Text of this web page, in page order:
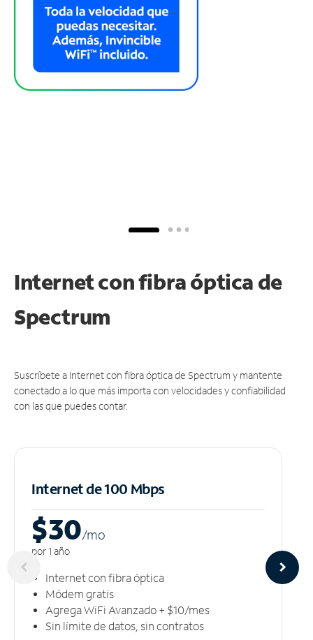
Internet con fibra óptica de
Spectrum
Suscríbete a Internet con fibra óptica de Spectrum y mantente
conectado a lo que más importa con velocidades y confiabilidad
con las que puedes contar.
Internet de 100 Mbps
$30/mo
por 1 año
Internet con fibra óptica
Módem gratis
Agrega WiFi Avanzado + $10/mes
Sin límite de datos, sin contratos